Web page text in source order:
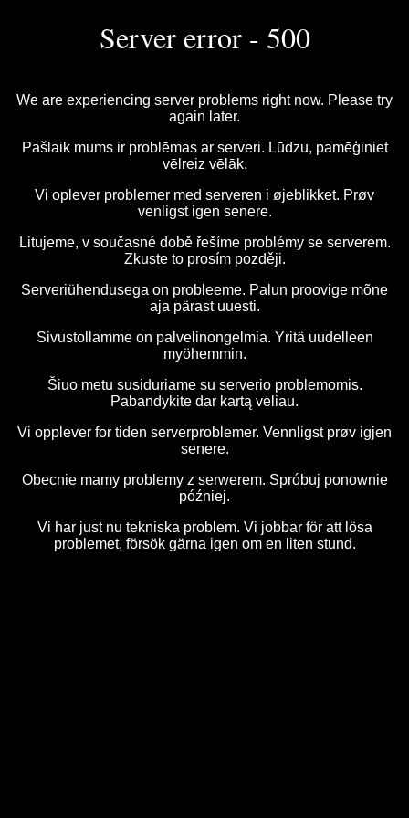
Server error - 500
We are experiencing server problems right now. Please try
again later.
Pašlaik mums ir problēmas ar serveri. Lūdzu, pamēģiniet
vēlreiz vēlāk.
Vi oplever problemer med serveren i øjeblikket. Prøv
venligst igen senere.
Litujeme, v současné době řešíme problémy se serverem.
Zkuste to prosím později.
Serveriühendusega on probleeme. Palun proovige mõne
aja pärast uuesti.
Sivustollamme on palvelinongelmia. Yritä uudelleen
myöhemmin.
Šiuo metu susiduriame su serverio problemomis.
Pabandykite dar kartą vėliau.
Vi opplever for tiden serverproblemer. Vennligst prøv igjen
senere.
Obecnie mamy problemy z serwerem. Spróbuj ponownie
później.
Vi har just nu tekniska problem. Vi jobbar för att lösa
problemet, försök gärna igen om en liten stund.